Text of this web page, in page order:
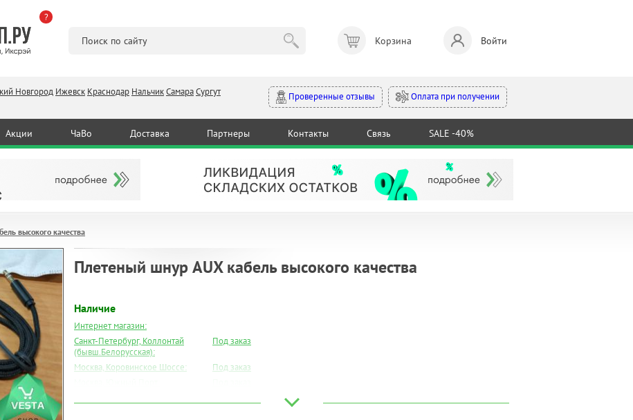
?
Корзина Войти
Новгород Ижевск Краснодар НальчикСамараСургут
Проверенные отзывы Оплата при получении
Акции ЧаВо Доставка Партнеры Контакты Связь SALE -40%
высокого качества
Плетеный шнур AUX кабель высокого качества
Наличие
Интернет магазин:
Санкт-Петербург, Коллонтай
(бывш.Белорусская):
Под заказ
Москва, Коровинское Шоссе:
Под заказ